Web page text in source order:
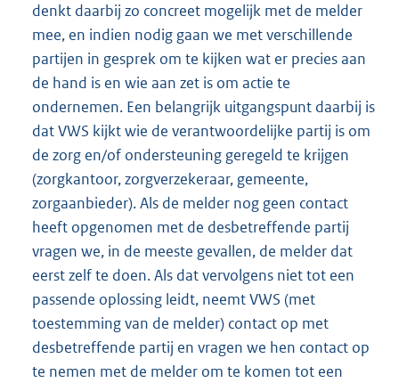
denkt daarbij zo concreet mogelijk met de melder
mee, en indien nodig gaan we met verschillende
partijen in gesprek om te kijken wat er precies aan
de hand is en wie aan zet is om actie te
ondernemen. Een belangrijk uitgangspunt daarbij is
dat VWS kijkt wie de verantwoordelijke partij is om
de zorg en/of ondersteuning geregeld te krijgen
(zorgkantoor, zorgverzekeraar, gemeente,
zorgaanbieder). Als de melder nog geen contact
heeft opgenomen met de desbetreffende partij
vragen we, in de meeste gevallen, de melder dat
eerst zelf te doen. Als dat vervolgens niet tot een
passende oplossing leidt, neemt VWS (met
toestemming van de melder) contact op met
desbetreffende partij en vragen we hen contact op
te nemen met de melder om te komen tot een